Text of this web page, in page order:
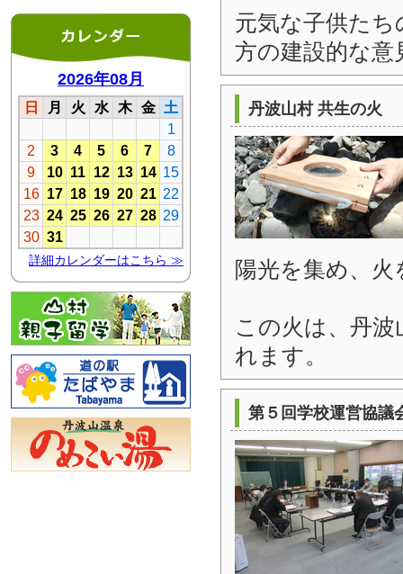
元気な子供た
方の建設的な
丹波山村 共生の火
陽光を集め、
この火は、丹
れます。
第５回学校運営協議